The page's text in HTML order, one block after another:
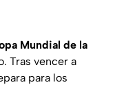
Mundial de la
Tras vencer a
para los